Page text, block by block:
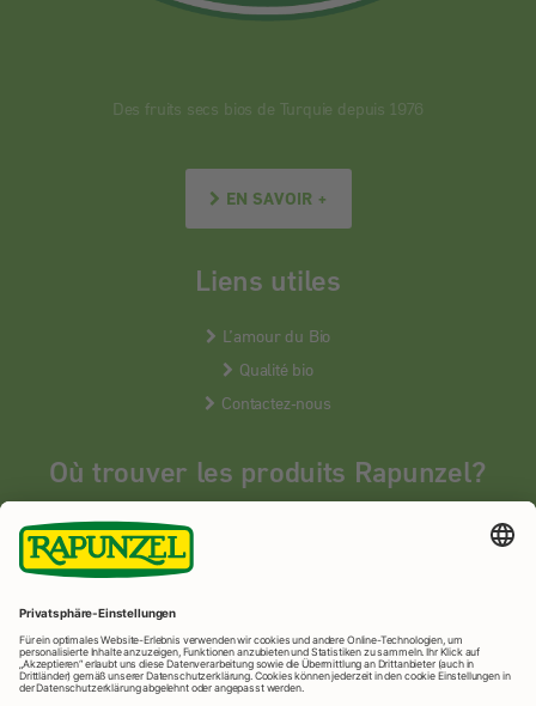
Des fruits secs bios de Turquie depuis 1976
EN SAVOIR +
Liens utiles
L’amour du Bio
Qualité bio
Contactez-nous
Où trouver les produits Rapunzel?
Les produits Rapunzel sont vendus en France uniquement dans les
MAGASINS BIOS